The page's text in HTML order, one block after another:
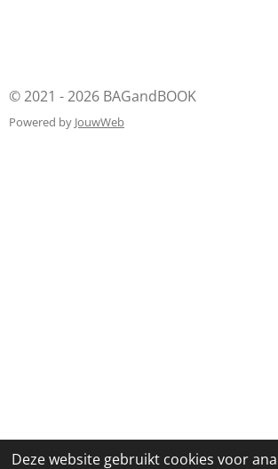
Deze website gebruikt cookies voor
© 2021 - 2026 BAGandBOOK
Powered by JouwWeb